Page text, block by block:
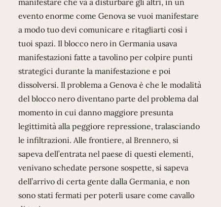
manifestare che và a disturbare gli altri, in un
evento enorme come Genova se vuoi manifestare
a modo tuo devi comunicare e ritagliarti così i
tuoi spazi. Il blocco nero in Germania usava
manifestazioni fatte a tavolino per colpire punti
strategici durante la manifestazione e poi
dissolversi. Il problema a Genova è che le modalità
del blocco nero diventano parte del problema dal
momento in cui danno maggiore presunta
legittimità alla peggiore repressione, tralasciando
le infiltrazioni. Alle frontiere, al Brennero, si
sapeva dell’entrata nel paese di questi elementi,
venivano schedate persone sospette, si sapeva
dell’arrivo di certa gente dalla Germania, e non
sono stati fermati per poterli usare come cavallo